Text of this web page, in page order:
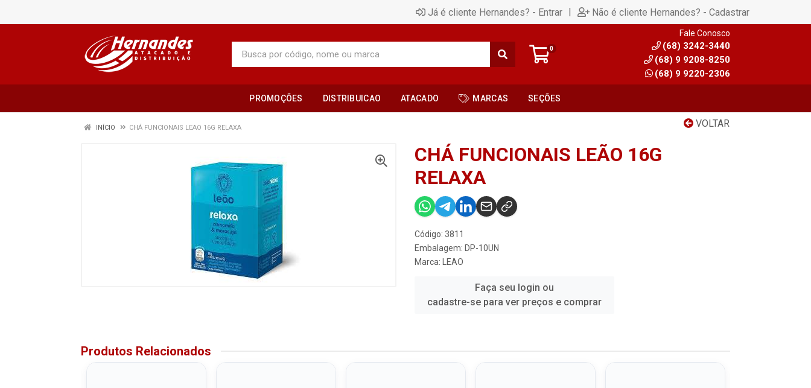
Já é cliente Hernandes? - Entrar | Não é cliente Hernandes? - Cadastrar
0
Fale Conosco
(68) 3242-3440
(68) 9 9208-8250
(68) 9 9220-2306
PROMOÇÕES DISTRIBUICAO ATACADO MARCAS SEÇÕES
VOLTAR
INÍCIO CHÁ FUNCIONAIS LEAO 16G RELAXA
CHÁ FUNCIONAIS LEÃO 16G
RELAXA
Código: 3811
Embalagem: DP-10UN
Marca:
LEAO
Faça seu login ou
cadastre-se para ver preços e comprar
Produtos Relacionados